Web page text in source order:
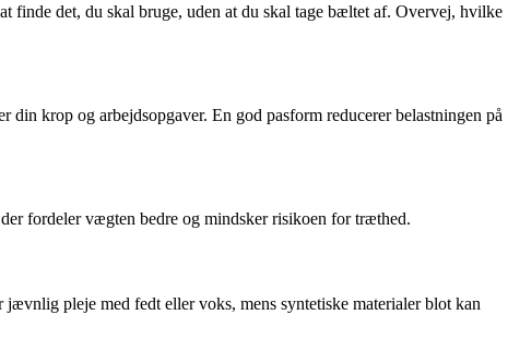
det, du skal bruge, uden at du skal tage bæltet af. Overvej, hvilke
krop og arbejdsopgaver. En god pasform reducerer belastningen på
fordeler vægten bedre og mindsker risikoen for træthed.
pleje med fedt eller voks, mens syntetiske materialer blot kan